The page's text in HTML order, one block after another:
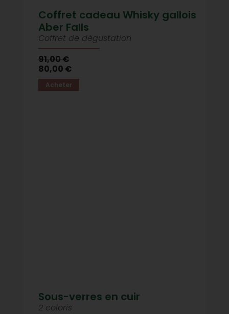
Coffret cadeau Whisky gallois
Aber Falls
Coffret de dégustation
91,00 €
80,00 €
Acheter
Sous-verres en cuir
2 coloris